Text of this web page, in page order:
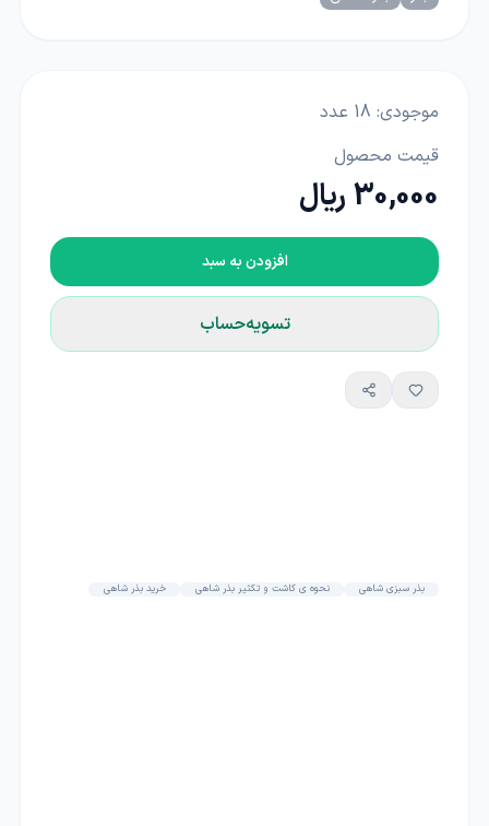
موجودی: 18 عدد
قیمت محصول
30,000 ریال
افزودن به سبد
تسویه‌حساب
بذر سبزی شاهی نحوه ی کاشت و تکثیر بذر شاهی خرید بذر شاهی